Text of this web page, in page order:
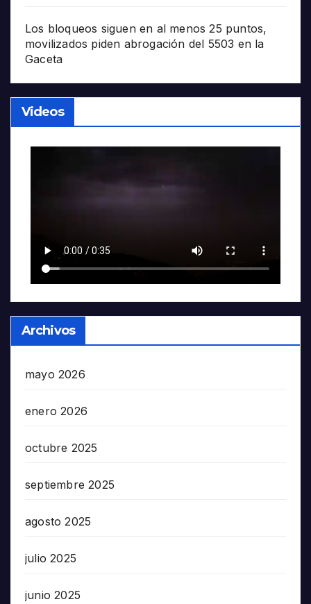
Los bloqueos siguen en al menos 25 puntos,
movilizados piden abrogación del 5503 en la
Gaceta
Videos
Archivos
mayo 2026
enero 2026
octubre 2025
septiembre 2025
agosto 2025
julio 2025
junio 2025